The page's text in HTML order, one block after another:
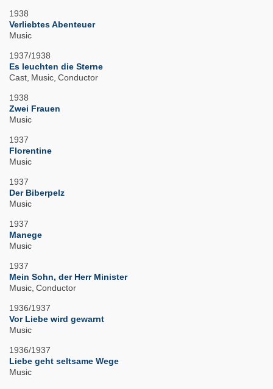
1938
Verliebtes Abenteuer
Music
1937/1938
Es leuchten die Sterne
Cast Music Conductor
1938
Zwei Frauen
Music
1937
Florentine
Music
1937
Der Biberpelz
Music
1937
Manege
Music
1937
Mein Sohn, der Herr Minister
Music Conductor
1936/1937
Vor Liebe wird gewarnt
Music
1936/1937
Liebe geht seltsame Wege
Music